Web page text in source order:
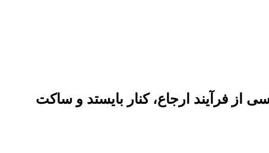
از فرآیند ارجاع، کنار بایستد و ساکت